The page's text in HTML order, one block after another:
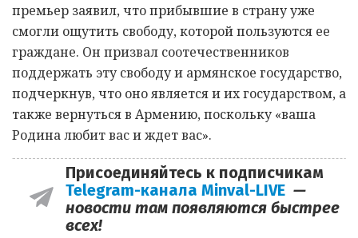
премьер заявил, что прибывшие в страну уже
смогли ощутить свободу, которой пользуются ее
граждане. Он призвал соотечественников
поддержать эту свободу и армянское государство,
подчеркнув, что оно является и их государством, а
также вернуться в Армению, поскольку «ваша
Родина любит вас и ждет вас».
Присоединяйтесь к подписчикам
Telegram-канала Minval-LIVE —
новости там появляются быстрее
всех!